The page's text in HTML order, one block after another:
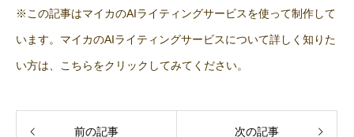
※この記事はマイカのAIライティングサービスを使って制作して
います。マイカのAIライティングサービスについて詳しく知りた
い方は、こちらをクリックしてみてください。
前の記事 次の記事